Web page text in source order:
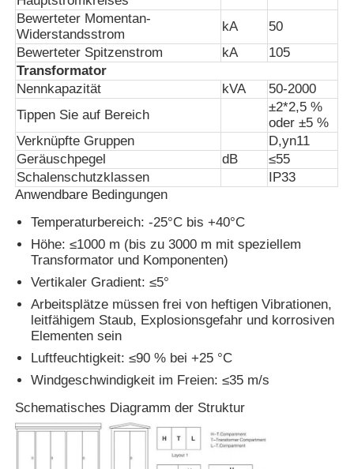
Referenzen
Mittelspannungsschalter
Niederspannungsschalter
AIS luftisoliertes Schaltgerät
GIS gasisolierte Schaltanlage
Fest isolierte Schaltanlage
Ringkabelschaltanlage
Kastenähnliche Nebenstelle
Bewerteter Momentan-
Widerstandsstrom
kA
50
Bewerteter Spitzenstrom
kA
105
Transformator
Nennkapazität
kVA
50-2000
Tippen Sie auf Bereich
±2*2,5 %
oder ±5 %
Verknüpfte Gruppen
D,yn11
Geräuschpegel
dB
≤55
Schalenschutzklassen
IP33
Anwendbare Bedingungen
Temperaturbereich: -25°C bis +40°C
Höhe: ≤1000 m (bis zu 3000 m mit speziellem
Transformator und Komponenten)
Vertikaler Gradient: ≤5°
Arbeitsplätze müssen frei von heftigen Vibrationen,
leitfähigem Staub, Explosionsgefahr und korrosiven
Elementen sein
Luftfeuchtigkeit: ≤90 % bei +25 °C
Windgeschwindigkeit im Freien: ≤35 m/s
Schematisches Diagramm der Struktur